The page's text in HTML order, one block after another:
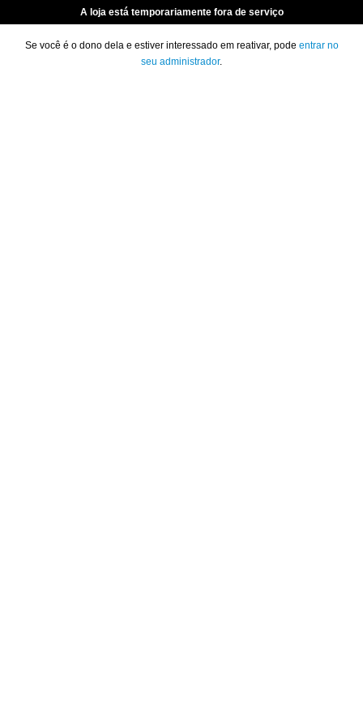
A loja está temporariamente fora de serviço
Se você é o dono dela e estiver interessado em reativar, pode entrar no
seu administrador.